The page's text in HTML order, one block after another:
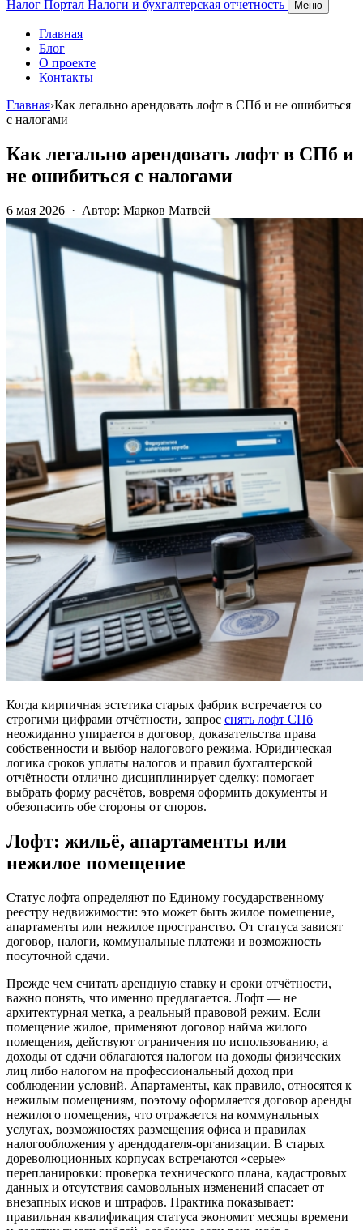
Налог Портал Налоги и бухгалтерская отчетность Меню
Главная
Блог
О проекте
Контакты
Главная›Как легально арендовать лофт в СПб и не ошибиться
с налогами
Как легально арендовать лофт в СПб и
не ошибиться с налогами
6 мая 2026 · Автор: Марков Матвей
Когда кирпичная эстетика старых фабрик встречается со
строгими цифрами отчётности, запрос снять лофт СПб
неожиданно упирается в договор, доказательства права
собственности и выбор налогового режима. Юридическая
логика сроков уплаты налогов и правил бухгалтерской
отчётности отлично дисциплинирует сделку: помогает
выбрать форму расчётов, вовремя оформить документы и
обезопасить обе стороны от споров.
Лофт: жильё, апартаменты или
нежилое помещение
Статус лофта определяют по Единому государственному
реестру недвижимости: это может быть жилое помещение,
апартаменты или нежилое пространство. От статуса зависят
договор, налоги, коммунальные платежи и возможность
посуточной сдачи.
Прежде чем считать арендную ставку и сроки отчётности,
важно понять, что именно предлагается. Лофт — не
архитектурная метка, а реальный правовой режим. Если
помещение жилое, применяют договор найма жилого
помещения, действуют ограничения по использованию, а
доходы от сдачи облагаются налогом на доходы физических
лиц либо налогом на профессиональный доход при
соблюдении условий. Апартаменты, как правило, относятся к
нежилым помещениям, поэтому оформляется договор аренды
нежилого помещения, что отражается на коммунальных
услугах, возможностях размещения офиса и правилах
налогообложения у арендодателя‑организации. В старых
дореволюционных корпусах встречаются «серые»
перепланировки: проверка технического плана, кадастровых
данных и отсутствия самовольных изменений спасает от
внезапных исков и штрафов. Практика показывает:
правильная квалификация статуса экономит месяцы времени